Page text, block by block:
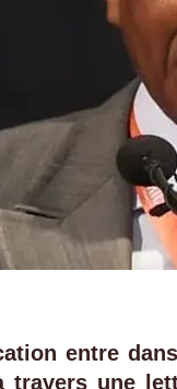
entre
travers une